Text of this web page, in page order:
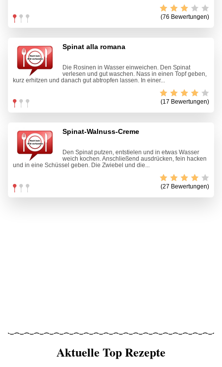
(76 Bewertungen)
Spinat alla romana
Die Rosinen in Wasser einweichen. Den Spinat
verlesen und gut waschen. Nass in einen Topf geben,
kurz erhitzen und danach gut abtropfen lassen. In einer...
(17 Bewertungen)
Spinat-Walnuss-Creme
Den Spinat putzen, entstielen und in etwas Wasser
weich kochen. Anschließend ausdrücken, fein hacken
und in eine Schüssel geben. Die Zwiebel und die...
(27 Bewertungen)
Aktuelle Top Rezepte